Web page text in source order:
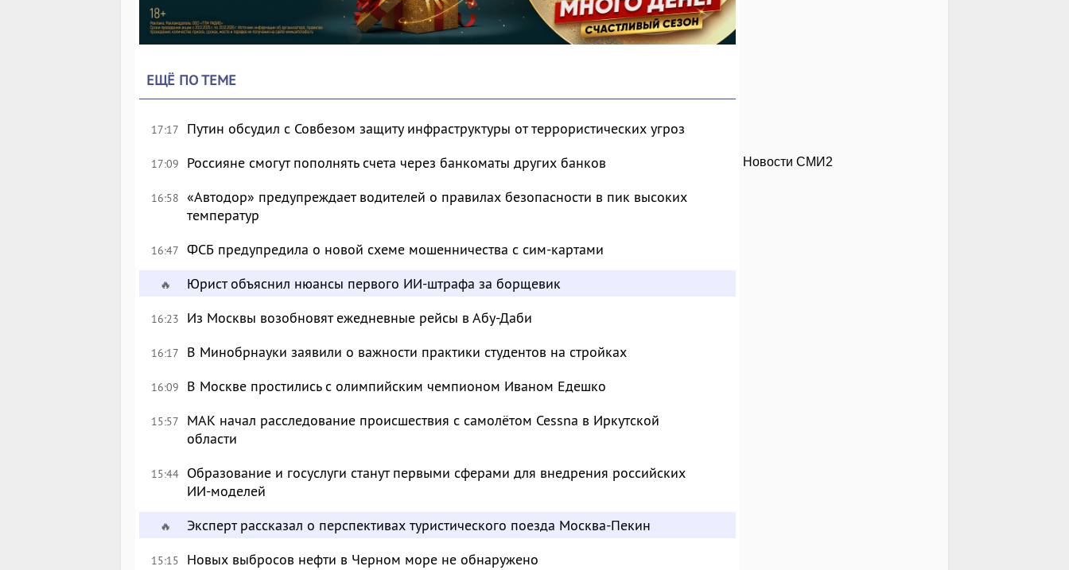
ЕЩЁ ПО ТЕМЕ
17:17 Путин обсудил с Совбезом защиту инфраструктуры от террористических угроз
17:09 Россияне смогут пополнять счета через банкоматы других банков
16:58 «Автодор» предупреждает водителей о правилах безопасности в пик высоких
температур
16:47 ФСБ предупредила о новой схеме мошенничества с сим-картами
🔥 Юрист объяснил нюансы первого ИИ-штрафа за борщевик
16:23 Из Москвы возобновят ежедневные рейсы в Абу-Даби
16:17 В Минобрнауки заявили о важности практики студентов на стройках
16:09 В Москве простились с олимпийским чемпионом Иваном Едешко
15:57
МАК начал расследование происшествия с самолётом Cessna в Иркутской
области
15:44 Образование и госуслуги станут первыми сферами для внедрения российских
ИИ-моделей
🔥 Эксперт рассказал о перспективах туристического поезда Москва-Пекин
15:15 Новых выбросов нефти в Черном море не обнаружено
Новости СМИ2